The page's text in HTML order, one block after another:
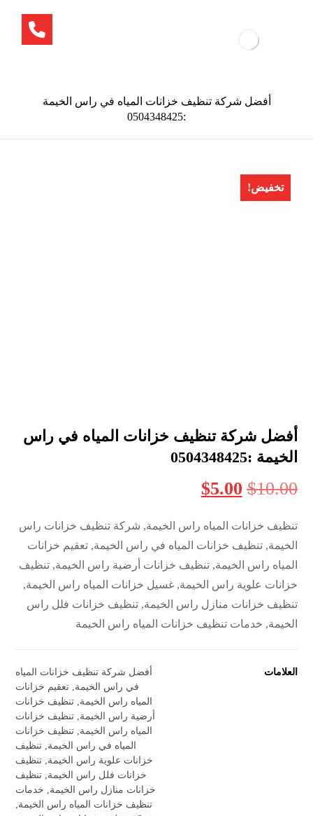
أفضل شركة تنظيف خزانات المياه في راس الخيمة
:0504348425
تخفيض!
أفضل شركة تنظيف خزانات المياه في راس
الخيمة :0504348425
$10.00
$5.00
تنظيف خزانات المياه راس الخيمة, شركة تنظيف خزانات راس
الخيمة, تنظيف خزانات المياه في راس الخيمة, تعقيم خزانات
المياه راس الخيمة, تنظيف خزانات أرضية راس الخيمة, تنظيف
خزانات علوية راس الخيمة, غسيل خزانات المياه راس الخيمة,
تنظيف خزانات منازل راس الخيمة, تنظيف خزانات فلل راس
الخيمة, خدمات تنظيف خزانات المياه راس الخيمة
العلامات
أفضل شركة تنظيف خزانات المياه
في راس الخيمة, تعقيم خزانات
المياه راس الخيمة, تنظيف خزانات
أرضية راس الخيمة, تنظيف خزانات
المياه راس الخيمة, تنظيف خزانات
المياه في راس الخيمة, تنظيف
خزانات علوية راس الخيمة, تنظيف
خزانات فلل راس الخيمة, تنظيف
خزانات منازل راس الخيمة, خدمات
تنظيف خزانات المياه راس الخيمة,